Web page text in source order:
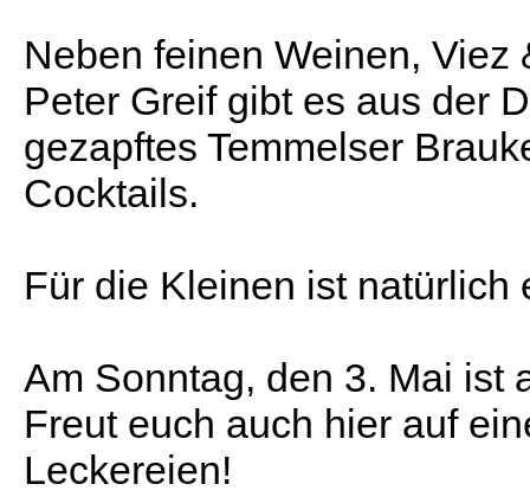
Neben feinen Weinen, Viez
Peter Greif gibt es aus der
gezapftes Temmelser
Cocktails.
Für die Kleinen ist natürlich
Am Sonntag, den 3. Mai ist
Freut euch auch hier auf
Leckereien!